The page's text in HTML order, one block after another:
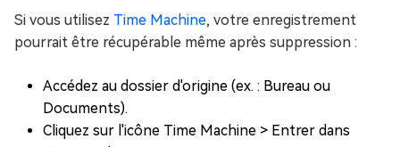
Si vous utilisez Time Machine, votre enregistrement
pourrait être récupérable même après suppression :
Accédez au dossier d'origine (ex. : Bureau ou
Documents).
Cliquez sur l'icône Time Machine > Entrer dans